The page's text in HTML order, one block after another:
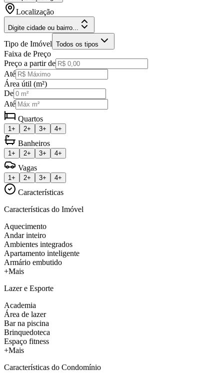
Localização
Digite cidade ou bairro...
Tipo de Imóvel Todos os tipos
Faixa de Preço
Preço a partir de
Até
Área útil (m²)
De
Até
Quartos
1+ 2+ 3+ 4+
Banheiros
1+ 2+ 3+ 4+
Vagas
1+ 2+ 3+ 4+
Características
Características do Imóvel
Aquecimento
Andar inteiro
Ambientes integrados
Apartamento inteligente
Armário embutido
+Mais
Lazer e Esporte
Academia
Área de lazer
Bar na piscina
Brinquedoteca
Espaço fitness
+Mais
Características do Condomínio